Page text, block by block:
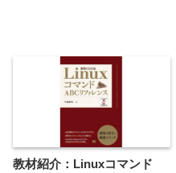
教材紹介：Linuxコマンド